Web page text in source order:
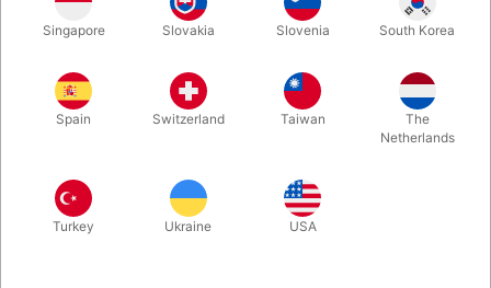
meget trylleri - med blot tre kort. Kræver ingen forberedelse.
Altid klar til at vise. Klik og se Craig Petty demonstrere hele
rutinen. Kommer med Cartamundi-kort og engelsk instruktion.
Mere information
Singapore Slovakia Slovenia South Korea
Spain Switzerland Taiwan
The
Netherlands
Turkey Ukraine USA